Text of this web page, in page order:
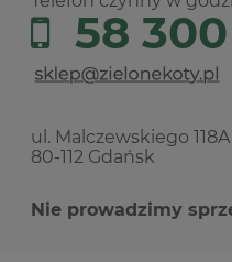
58
ul. Malczewskiego 118A
80-112 Gdańsk
Nie prowadzimy